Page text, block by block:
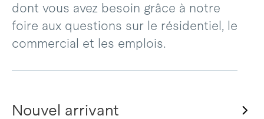
dont vous avez besoin grâce à notre
foire aux questions sur le résidentiel, le
commercial et les emplois.
Nouvel arrivant